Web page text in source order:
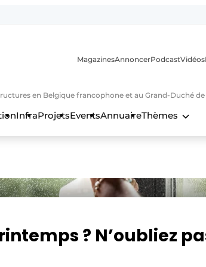
en Belgique francophone et au Grand-Duché
MagazinesAnnoncerPodcastVidéos
InfraProjetsEventsAnnuaireThèmes
? N’oubliez